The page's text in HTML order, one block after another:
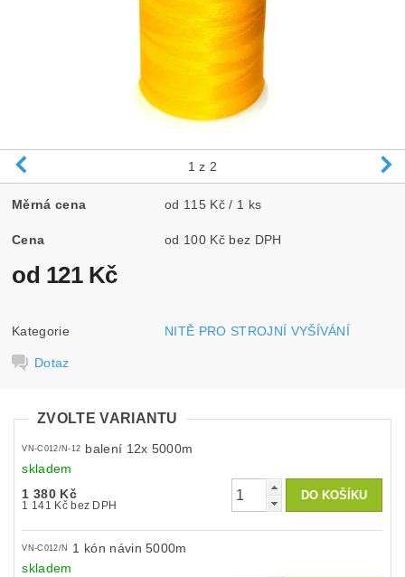
1 z 2
Měrná cena od 115 Kč / 1 ks
Cena od 100 Kč bez DPH
od 121 Kč
Kategorie NITĚ PRO STROJNÍ VYŠÍVÁNÍ
Dotaz
ZVOLTE VARIANTU
VN-C012/N-12 balení 12x 5000m
skladem
1 380 Kč
1 141 Kč bez DPH
VN-C012/N
1 kón návin 5000m
skladem